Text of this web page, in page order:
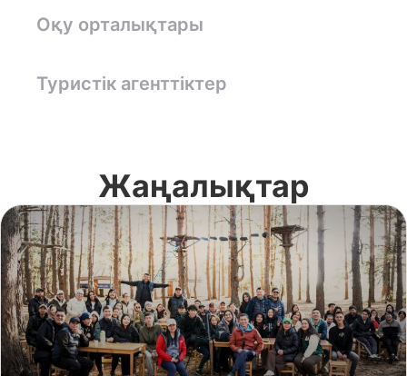
Оқу орталықтары
Туристік агенттіктер
Жаңалықтар